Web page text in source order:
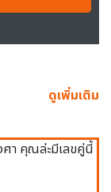
ดูเพิ่มเติม